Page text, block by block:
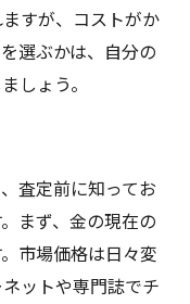
すが、コストがか
選ぶかは、自分の
しょう。
査定前に知ってお
まず、金の現在の
市場価格は日々変
ットや専門誌でチ